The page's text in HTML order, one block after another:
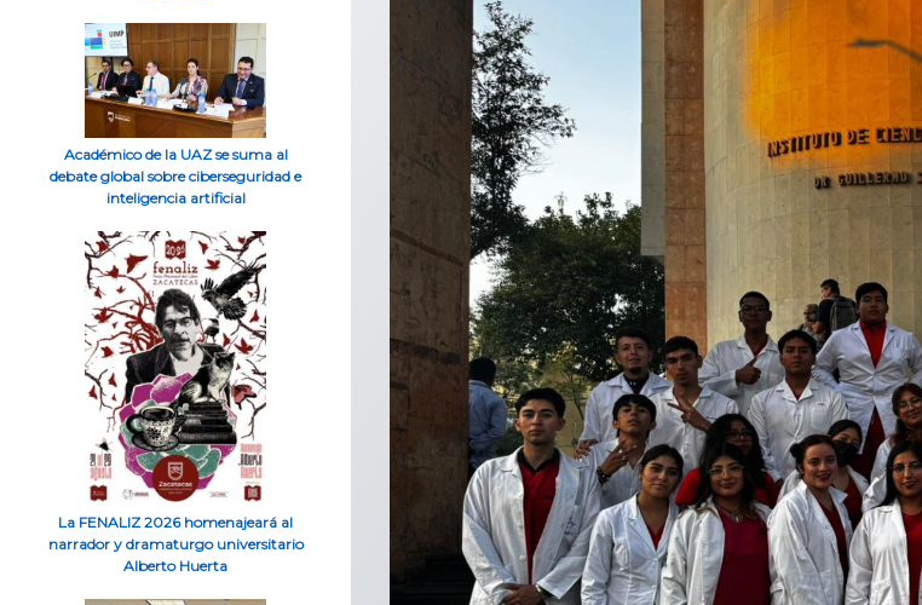
Académico de la UAZ se suma al
debate global sobre ciberseguridad e
inteligencia artificial
La FENALIZ 2026 homenajeará al
narrador y dramaturgo universitario
Alberto Huerta